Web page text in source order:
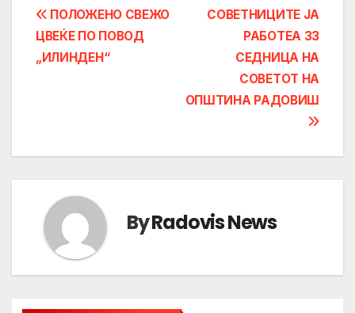
Post
navigation
СОВЕТНИЦИТЕ ЈА
РАБОТЕА 33
СЕДНИЦА НА
СОВЕТОТ НА
ОПШТИНА РАДОВИШ
ПОЛОЖЕНО СВЕЖО
ЦВЕЌЕ ПО ПОВОД
„ИЛИНДЕН“
ByRadovis News